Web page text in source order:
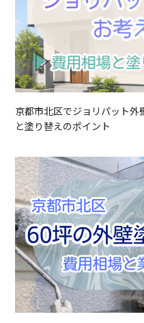
京都市北区でジョリパット
と塗り替えのポイント